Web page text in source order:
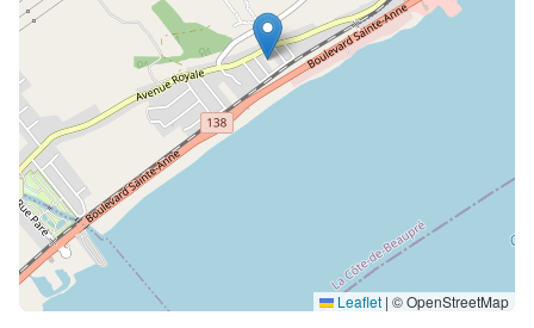
Leaflet | © OpenStreetMap